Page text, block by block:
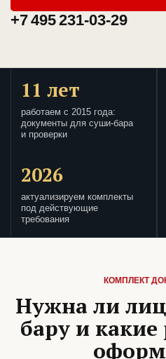
+7 495 231-03-29
11 лет
работаем с 2015 года:
документы для суши-бара
и проверки
2026
актуализируем комплекты
под действующие
требования
КОМПЛЕКТ
Нужна ли
бару и